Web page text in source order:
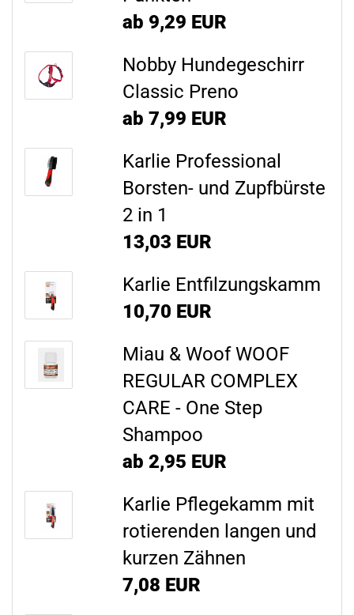
ab 9,29 EUR
Nobby Hundegeschirr
Classic Preno
ab 7,99 EUR
Karlie Professional
Borsten- und Zupfbürste
2 in 1
13,03 EUR
Karlie Entfilzungskamm
10,70 EUR
Miau & Woof WOOF
REGULAR COMPLEX
CARE - One Step
Shampoo
ab 2,95 EUR
Karlie Pflegekamm mit
rotierenden langen und
kurzen Zähnen
7,08 EUR